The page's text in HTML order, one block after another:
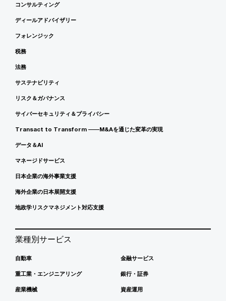
コンサルティング
ディールアドバイザリー
フォレンジック
税務
法務
サステナビリティ
リスク＆ガバナンス
サイバーセキュリティ＆プライバシー
Transact to Transform ――M&Aを通じた変革の実現
データ＆AI
マネージドサービス
日本企業の海外事業支援
海外企業の日本展開支援
地政学リスクマネジメント対応支援
業種別サービス
自動車
重工業・エンジニアリング
産業機械
金融サービス
銀行・証券
資産運用